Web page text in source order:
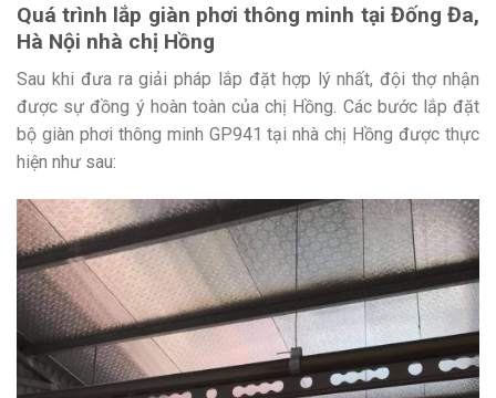
Quá trình lắp giàn phơi thông minh tại Đống Đa,
Hà Nội nhà chị Hồng
Sau khi đưa ra giải pháp lắp đặt hợp lý nhất, đội thợ nhận
được sự đồng ý hoàn toàn của chị Hồng. Các bước lắp đặt
bộ giàn phơi thông minh GP941 tại nhà chị Hồng được thực
hiện như sau: